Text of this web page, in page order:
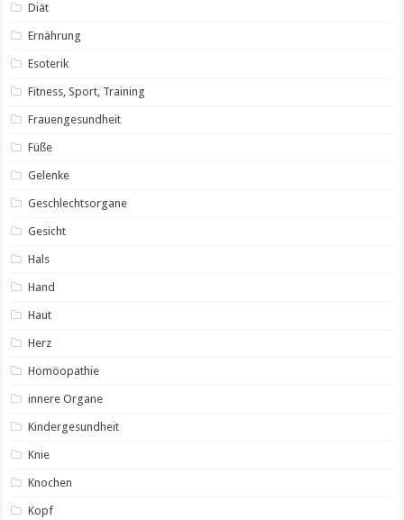
Diät
Ernährung
Esoterik
Fitness, Sport, Training
Frauengesundheit
Füße
Gelenke
Geschlechtsorgane
Gesicht
Hals
Hand
Haut
Herz
Homöopathie
innere Organe
Kindergesundheit
Knie
Knochen
Kopf